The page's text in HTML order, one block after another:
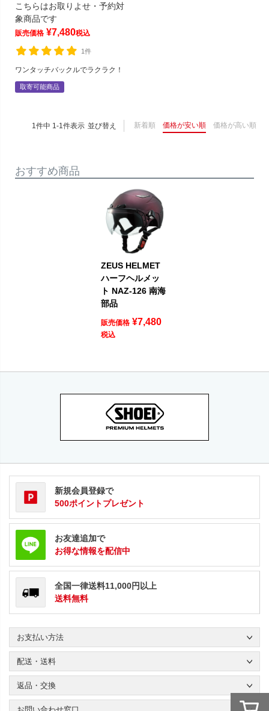
こちらはお取りよせ・予約対
象商品です
販売価格 ¥7,480税込
1件
ワンタッチバックルでラクラク！
取寄可能商品
並び替え 新着順 価格が安い順 価格が高い順
1件中 1-1件表示
おすすめ商品
ZEUS HELMET
ハーフヘルメッ
ト NAZ-126 南海
部品
販売価格 ¥7,480
税込
新規会員登録で
500ポイントプレゼント
お友達追加で
お得な情報を配信中
全国一律送料11,000円以上
送料無料
お支払い方法
配送・送料
返品・交換